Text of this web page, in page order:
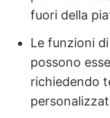
fuori della
Le funzioni
possono
richiedendo